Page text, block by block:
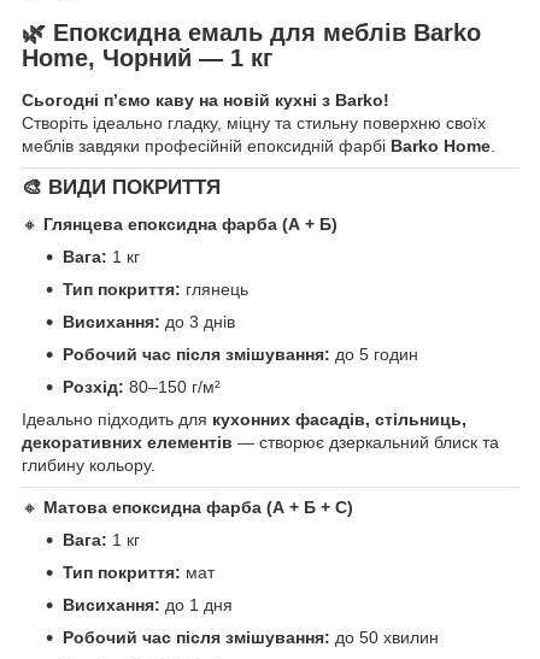
🌿 Епоксидна емаль для меблів Barko
Home, Чорний — 1 кг
Сьогодні п’ємо каву на новій кухні з Barko!
Створіть ідеально гладку, міцну та стильну поверхню своїх
меблів завдяки професійній епоксидній фарбі Barko Home.
🎨 ВИДИ ПОКРИТТЯ
🔸 Глянцева епоксидна фарба (А + Б)
Вага: 1 кг
Тип покриття: глянець
Висихання: до 3 днів
Робочий час після змішування: до 5 годин
Розхід: 80–150 г/м²
Ідеально підходить для кухонних фасадів, стільниць,
декоративних елементів — створює дзеркальний блиск та
глибину кольору.
🔸 Матова епоксидна фарба (А + Б + С)
Вага: 1 кг
Тип покриття: мат
Висихання: до 1 дня
Робочий час після змішування: до 50 хвилин